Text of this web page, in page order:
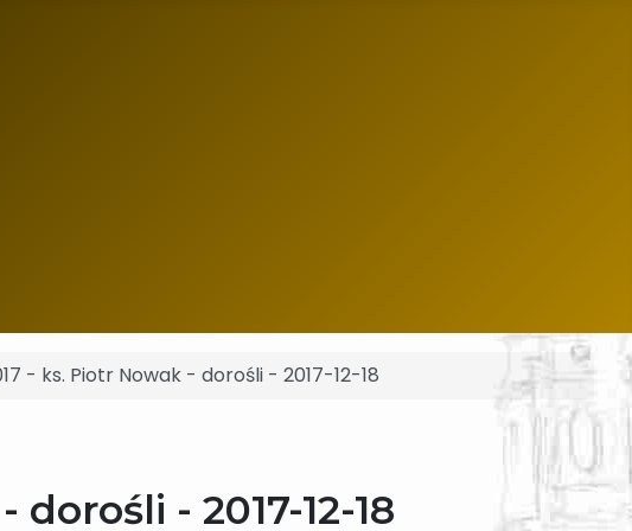
- ks. Piotr Nowak - dorośli - 2017-12-18
- 2017-12-18